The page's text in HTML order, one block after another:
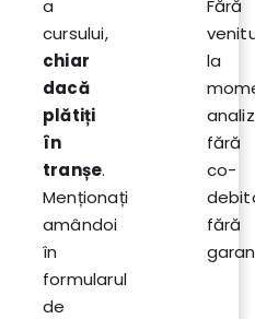
a
cursului,
chiar
dacă
plătiți
în
tranșe.
Menționați
amândoi
în
formularul
de
Fără
la
fără
co-
fără